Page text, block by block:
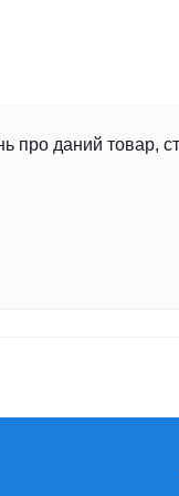
про даний товар,